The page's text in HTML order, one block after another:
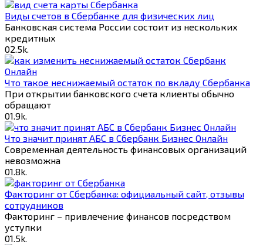
Виды счетов в Сбербанке для физических лиц
Банковская система России состоит из нескольких
кредитных
02.5k.
Что такое неснижаемый остаток по вкладу Сбербанка
При открытии банковского счета клиенты обычно
обращают
01.9k.
Что значит принят АБС в Сбербанк Бизнес Онлайн
Современная деятельность финансовых организаций
невозможна
01.8k.
Факторинг от Cбербанка: официальный сайт, отзывы
сотрудников
Факторинг – привлечение финансов посредством
уступки
01.5k.